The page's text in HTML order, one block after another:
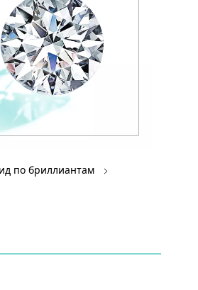
по бриллиантам